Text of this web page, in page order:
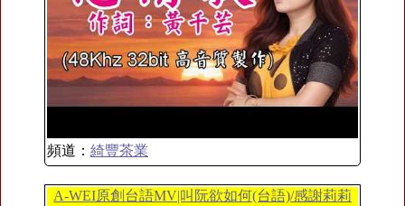
頻道： 綺豐茶業
A-WEI原創台語MV|叫阮欲如何(台語)/感謝莉莉